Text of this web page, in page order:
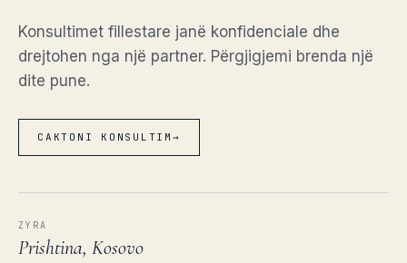
Konsultimet fillestare janë konfidenciale dhe
drejtohen nga një partner. Përgjigjemi brenda një
dite pune.
CAKTONI KONSULTIM →
ZYRA
Prishtina, Kosovo